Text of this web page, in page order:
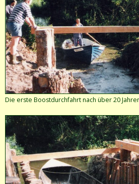
Die erste Boostdurchfahrt nach über 20